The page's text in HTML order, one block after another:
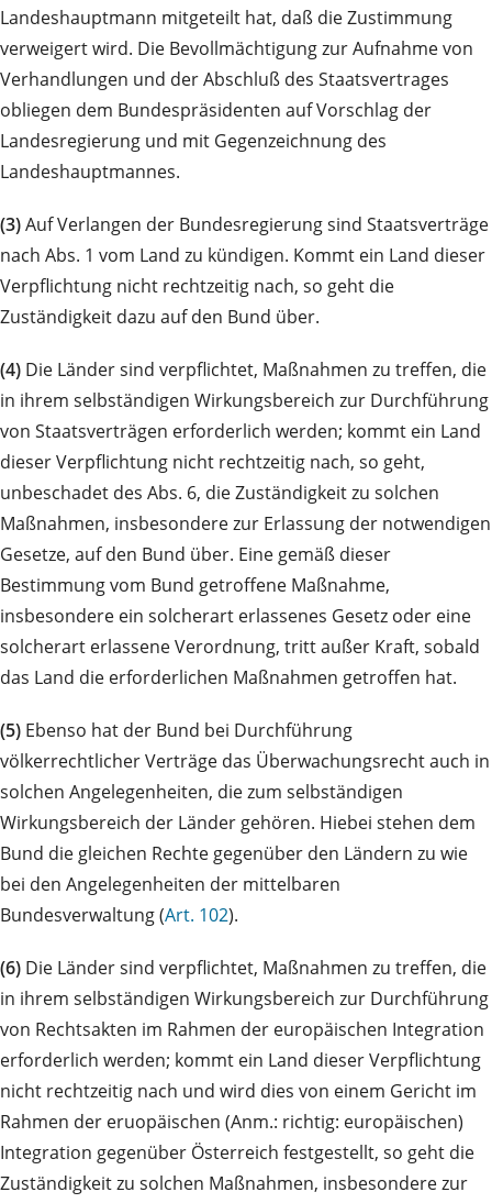
Landeshauptmann mitgeteilt hat, daß die Zustimmung
verweigert wird. Die Bevollmächtigung zur Aufnahme von
Verhandlungen und der Abschluß des Staatsvertrages
obliegen dem Bundespräsidenten auf Vorschlag der
Landesregierung und mit Gegenzeichnung des
Landeshauptmannes.
(3)Auf Verlangen der Bundesregierung sind Staatsverträge
nach Abs. 1 vom Land zu kündigen. Kommt ein Land dieser
Verpflichtung nicht rechtzeitig nach, so geht die
Zuständigkeit dazu auf den Bund über.
(4) Die Länder sind verpflichtet, Maßnahmen zu treffen, die
in ihrem selbständigen Wirkungsbereich zur Durchführung
von Staatsverträgen erforderlich werden; kommt ein Land
dieser Verpflichtung nicht rechtzeitig nach, so geht,
unbeschadet des Abs. 6, die Zuständigkeit zu solchen
Maßnahmen, insbesondere zur Erlassung der notwendigen
Gesetze, auf den Bund über. Eine gemäß dieser
Bestimmung vom Bund getroffene Maßnahme,
insbesondere ein solcherart erlassenes Gesetz oder eine
solcherart erlassene Verordnung, tritt außer Kraft, sobald
das Land die erforderlichen Maßnahmen getroffen hat.
(5) Ebenso hat der Bund bei Durchführung
völkerrechtlicher Verträge das Überwachungsrecht auch in
solchen Angelegenheiten, die zum selbständigen
Wirkungsbereich der Länder gehören. Hiebei stehen dem
Bund die gleichen Rechte gegenüber den Ländern zu wie
bei den Angelegenheiten der mittelbaren
Bundesverwaltung (Art. 102).
(6) Die Länder sind verpflichtet, Maßnahmen zu treffen, die
in ihrem selbständigen Wirkungsbereich zur Durchführung
von Rechtsakten im Rahmen der europäischen Integration
erforderlich werden; kommt ein Land dieser Verpflichtung
nicht rechtzeitig nach und wird dies von einem Gericht im
Rahmen der eruopäischen (Anm.: richtig: europäischen)
Integration gegenüber Österreich festgestellt, so geht die
Zuständigkeit zu solchen Maßnahmen, insbesondere zur